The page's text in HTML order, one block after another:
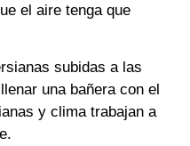
el aire tenga que
subidas a las
una bañera con el
y clima trabajan a